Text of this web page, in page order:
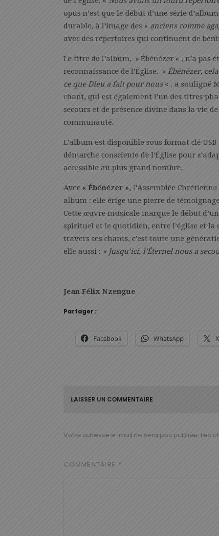
opus n’est que le début d’une série
durable, à l’image des « anciens comme
avec des répertoires qui continuent de
Le titre de l’album, » Ébénézer « , n’a
reconnaissance de l’Église. » Ébénézer,
ce que Dieu a fait pour nous« , a souligné
chant, qui est également l’un des titres
secours et de présence divine dans la vie
communauté.
L’album est disponible sous format clé
démarche consciente de l’Église pour
accessible au plus grand nombre.
Avec « Ébénézer », l’Assemblée
album : elle érige une pierre de
Cette œuvre musicale marque le début
spirituel et le quotidien, entre l’église et
travers ces chants, c’est toute une
elle aussi : « Jusqu’ici, l’Éternel nous a
Jean Félix Nzengue
Partager :
Facebook WhatsApp X
LAISSER UN COMMENTAIRE
Votre adresse e-mail ne sera pas publiée. Les
COMMENTAIRE *